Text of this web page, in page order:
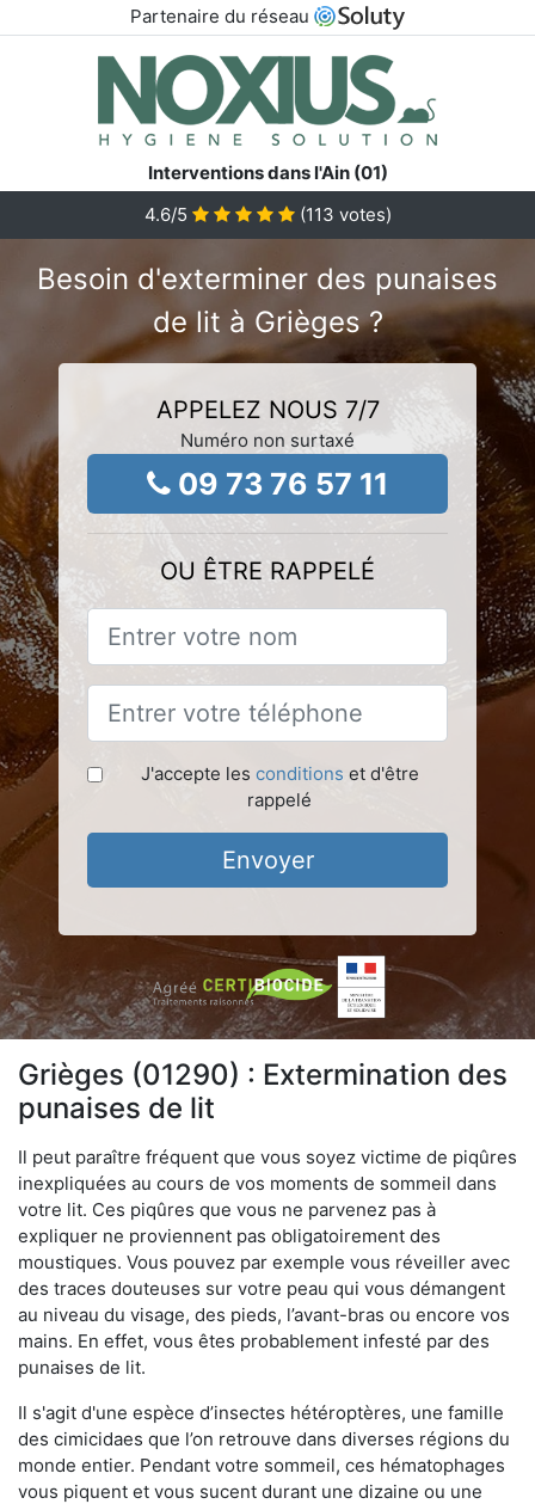
Partenaire du réseau
Interventions dans l'Ain (01)
4.6/5 (113 votes)
Besoin d'exterminer des punaises
de lit à Grièges ?
APPELEZ NOUS 7/7
Numéro non surtaxé
09 73 76 57 11
OU ÊTRE RAPPELÉ
J'accepte les conditions et d'être
rappelé
Envoyer
Grièges (01290) : Extermination des
punaises de lit
Il peut paraître fréquent que vous soyez victime de piqûres
inexpliquées au cours de vos moments de sommeil dans
votre lit. Ces piqûres que vous ne parvenez pas à
expliquer ne proviennent pas obligatoirement des
moustiques. Vous pouvez par exemple vous réveiller avec
des traces douteuses sur votre peau qui vous démangent
au niveau du visage, des pieds, l’avant-bras ou encore vos
mains. En effet, vous êtes probablement infesté par des
punaises de lit.
Il s'agit d'une espèce d’insectes hétéroptères, une famille
des cimicidaes que l’on retrouve dans diverses régions du
monde entier. Pendant votre sommeil, ces hématophages
vous piquent et vous sucent durant une dizaine ou une